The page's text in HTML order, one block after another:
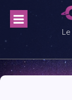
content